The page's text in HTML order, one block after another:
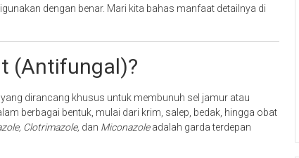
dengan benar. Mari kita bahas manfaat detailnya di
(Antifungal)?
dirancang khusus untuk membunuh sel jamur atau
berbagai bentuk, mulai dari krim, salep, bedak, hingga obat
Clotrimazole, dan Miconazoleadalah garda terdepan